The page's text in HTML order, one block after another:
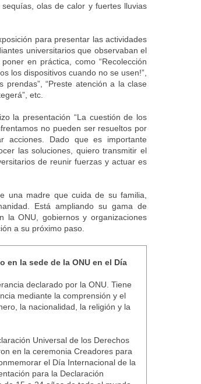
olas de calor y fuertes lluvias
para presentar las actividades
universitarios que observaban el
en práctica, como “Recolección
los dispositivos cuando no se usen!”,
prendas”, “Preste atención a la clase
etc.
la presentación “La cuestión de los
no pueden ser resueltos por
acciones. Dado que es importante
las soluciones, quiero transmitir el
de reunir fuerzas y actuar es
una madre que cuida de su familia,
Está ampliando su gama de
la ONU, gobiernos y organizaciones
a su próximo paso.
en la sede de la ONU en el Día
declarado por la ONU. Tiene
mediante la comprensión y el
la nacionalidad, la religión y la
Universal de los Derechos
en la ceremonia Creadores para
el Día Internacional de la
para la Declaración